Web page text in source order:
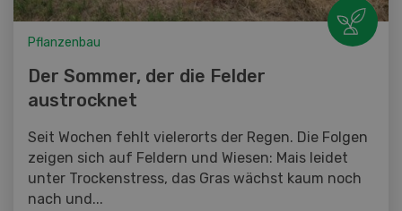
Pflanzenbau
Der Sommer, der die Felder
austrocknet
Seit Wochen fehlt vielerorts der Regen. Die Folgen
zeigen sich auf Feldern und Wiesen: Mais leidet
unter Trockenstress, das Gras wächst kaum noch
nach und...